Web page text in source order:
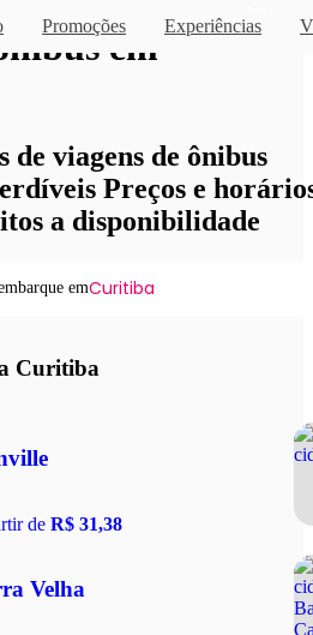
Promoções Experiências
em
de viagens de ônibus
Preços e
a disponibilidade
emCuritiba
Curitiba
de R$ 31,38
Velha